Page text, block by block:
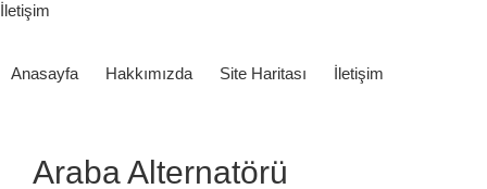
İletişim
Anasayfa Hakkımızda Site Haritası İletişim
Araba Alternatörü